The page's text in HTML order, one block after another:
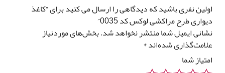
نفری باشید که دیدگاهی را ارسال می کنید برای “کاغذ
طرح مراکشی لوکس کد 0035”
ایمیل شما منتشر نخواهد شد. بخش‌های موردنیاز
شده‌اند*
شما